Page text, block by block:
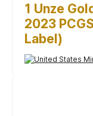
1 Unze
2023
Label)